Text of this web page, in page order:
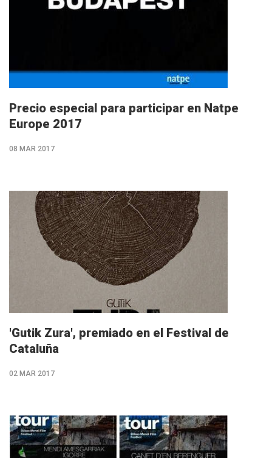
Precio especial para participar en Natpe
Europe 2017
08 MAR 2017
'Gutik Zura', premiado en el Festival de
Cataluña
02 MAR 2017
M�s
info